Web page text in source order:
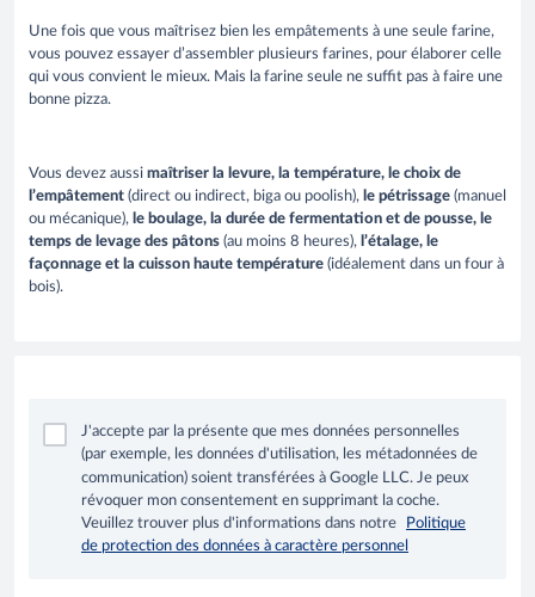
Une fois que vous maîtrisez bien les empâtements à une seule farine,
vous pouvez essayer d’assembler plusieurs farines, pour élaborer celle
qui vous convient le mieux. Mais la farine seule ne suffit pas à faire une
bonne pizza.
Vous devez aussi maîtriser la levure, la température, le choix de
l’empâtement (direct ou indirect, biga ou poolish), le pétrissage (manuel
ou mécanique), le boulage, la durée de fermentation et de pousse, le
temps de levage des pâtons (au moins 8 heures), l’étalage, le
façonnage et la cuisson haute température (idéalement dans un four à
bois).
J'accepte par la présente que mes données personnelles
(par exemple, les données d'utilisation, les métadonnées de
communication) soient transférées à Google LLC. Je peux
révoquer mon consentement en supprimant la coche.
Veuillez trouver plus d'informations dans notre
Politique
de protection des données à caractère personnel